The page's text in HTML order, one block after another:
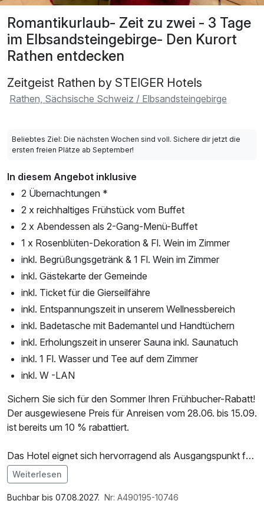
Romantikurlaub- Zeit zu zwei - 3 Tage
im Elbsandsteingebirge- Den Kurort
Rathen entdecken
Zeitgeist Rathen by STEIGER Hotels
Rathen, Sächsische Schweiz / Elbsandsteingebirge
Beliebtes Ziel: Die nächsten Wochen sind voll. Sichere dir jetzt die
ersten freien Plätze ab September!
In diesem Angebot inklusive
2 Übernachtungen *
2 x reichhaltiges Frühstück vom Buffet
2 x Abendessen als 2-Gang-Menü-Buffet
1 x Rosenblüten-Dekoration & Fl. Wein im Zimmer
inkl. Begrüßungsgetränk & 1 Fl. Wein im Zimmer
inkl. Gästekarte der Gemeinde
inkl. Ticket für die Gierseilfähre
inkl. Entspannungszeit in unserem Wellnessbereich
inkl. Badetasche mit Bademantel und Handtüchern
inkl. Erholungszeit in unserer Sauna inkl. Saunatuch
inkl. 1 Fl. Wasser und Tee auf dem Zimmer
inkl. W -LAN
Sichern Sie sich für den Sommer Ihren Frühbucher-Rabatt!
Der ausgewiesene Preis für Anreisen vom 28.06. bis 15.09.
ist bereits um 10 % rabattiert.
Das Hotel eignet sich hervorragend als Ausgangspunkt für
Wanderungen in die Sächsische Schweiz. Es liegt am Rand
des Kurorts Rathen und bietet Ruhe und Erholung –
gleichzeitig befinden sich zahlreiche Ausflugsziele in
Weiterlesen
Buchbar bis 07.08.2027. Nr: A490195-10746